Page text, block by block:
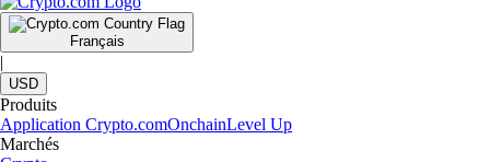
Français
|
USD
Produits
Application Crypto.comOnchainLevel Up
Marchés